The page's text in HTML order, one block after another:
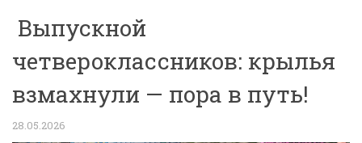
Выпускной
четвероклассников: крылья
взмахнули — пора в путь!
28.05.2026